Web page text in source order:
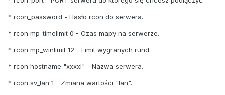
* rcon_password - Hasło rcon do serwera.
* rcon mp_timelimit 0 - Czas mapy na serwerze.
* rcon mp_winlimit 12 - Limit wygranych rund.
* rcon hostname "xxxxl" - Nazwa serwera.
* rcon sv_lan 1 - Zmiana wartości "lan".